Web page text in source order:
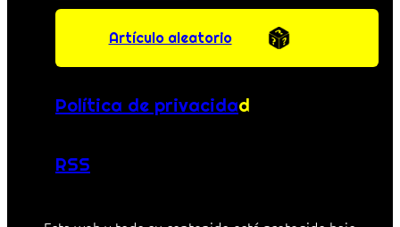
Artículo aleatorio
Política de privacidad
RSS